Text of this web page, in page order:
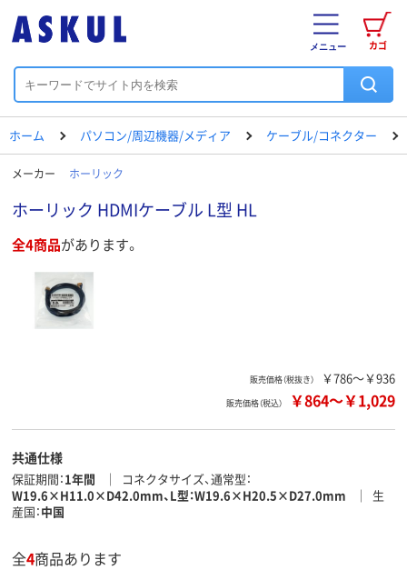
カゴ
メニュー
ホーム パソコン/周辺機器/メディア ケーブル/コネクター
メーカー ホーリック
ホーリック HDMIケーブル L型 HL
全4商品があります。
販売価格（税抜き） ￥786～￥936
販売価格（税込） ￥864～￥1,029
共通仕様
保証期間 1年間
コネクタサイズ、通常型
W19.6×H11.0×D42.0mm、L型：W19.6×H20.5×D27.0mm
生
産国 中国
全4商品あります